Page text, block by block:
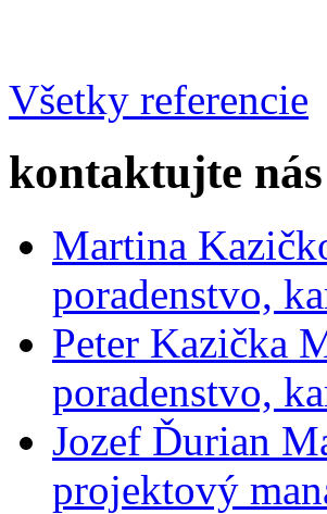
Všetky referencie
kontaktujte nás
Martina
poradenstvo,
Peter Kazička
poradenstvo,
Jozef Ďurian
projektový